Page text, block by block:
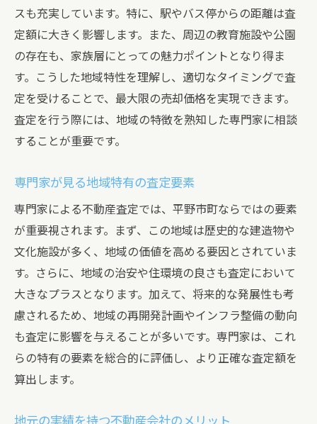
スも充実しています。特に、駅やバス停からの距離は査
定額に大きく影響します。また、周辺の教育施設や公園
の存在も、家族層にとっての魅力ポイントとなり得ま
す。こうした地域特性を理解し、適切なタイミングで査
定を受けることで、最大限の売却価格を実現できます。
査定を行う際には、地域の特徴を熟知した専門家に相談
することが重要です。
専門家が見る地域特有の査定要素
専門家による不動産査定では、平野市町ならではの要素
が重要視されます。まず、この地域は歴史的な建造物や
文化施設が多く、地域の価値を高める要因とされていま
す。さらに、地域の治安や住環境の良さも査定において
大きなプラスとなります。加えて、将来的な発展性も考
慮されるため、地域の再開発計画やインフラ整備の動向
も査定に影響を与えることが多いです。専門家は、これ
らの特有の要素を総合的に評価し、より正確な査定額を
算出します。
地元の実績を持つ不動産会社のメリット